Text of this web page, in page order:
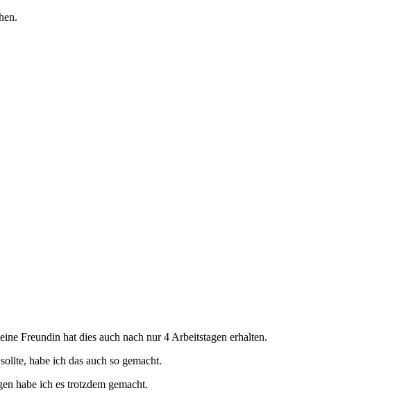
Freundin hat dies auch nach nur 4 Arbeitstagen erhalten.
habe ich das auch so gemacht.
habe ich es trotzdem gemacht.